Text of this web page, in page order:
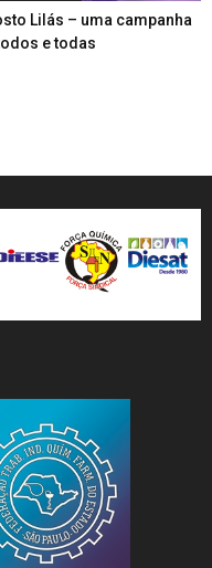
Lilás – uma campanha
e todas